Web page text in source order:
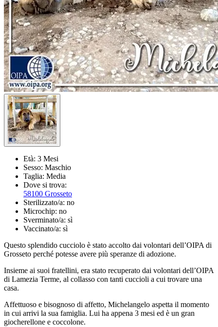
Età: 3 Mesi
Sesso: Maschio
Taglia: Media
Dove si trova:
58100 Grosseto
Sterilizzato/a: no
Microchip: no
Sverminato/a: sì
Vaccinato/a: sì
Questo splendido cucciolo è stato accolto dai volontari dell’OIPA di
Grosseto perché potesse avere più speranze di adozione.
Insieme ai suoi fratellini, era stato recuperato dai volontari dell’OIPA
di Lamezia Terme, al collasso con tanti cuccioli a cui trovare una
casa.
Affettuoso e bisognoso di affetto, Michelangelo aspetta il momento
in cui arrivi la sua famiglia. Lui ha appena 3 mesi ed è un gran
giocherellone e coccolone.